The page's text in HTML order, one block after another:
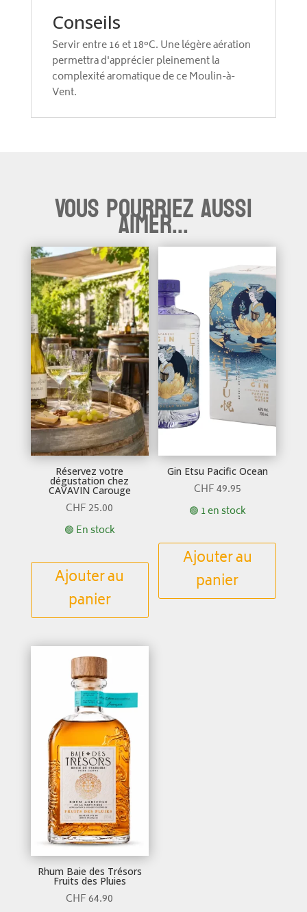
Conseils
Servir entre 16 et 18°C. Une légère aération
permettra d'apprécier pleinement la
complexité aromatique de ce Moulin-à-
Vent.
Vous pourriez aussi
aimer...
Réservez votre
dégustation chez
CAVAVIN Carouge
CHF25.00
🟢 En stock
Ajouter au
panier
Gin Etsu Pacific Ocean
CHF49.95
🟢 1 en stock
Ajouter au
panier
Rhum Baie des Trésors
Fruits des Pluies
CHF64.90